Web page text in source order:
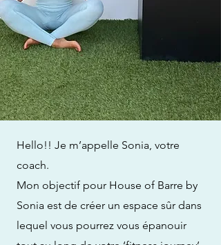
Hello!! Je m’appelle Sonia, votre
coach.
Mon objectif pour House of Barre by
Sonia est de créer un espace sûr dans
lequel vous pourrez vous épanouir